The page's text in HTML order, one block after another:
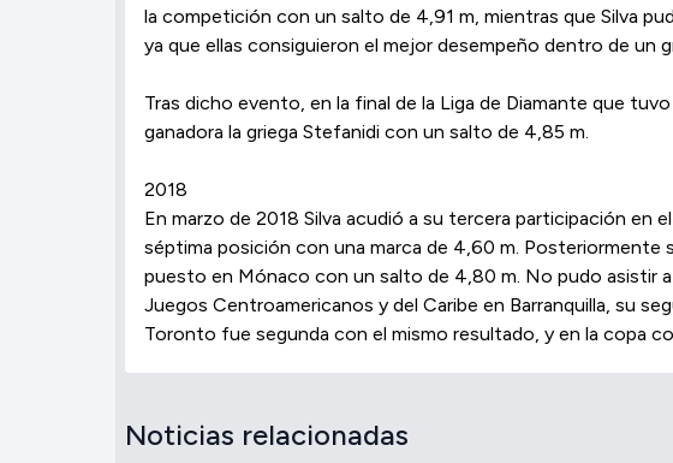
la competición con un salto de 4,91 m, mientras que Silva
ya que ellas consiguieron el mejor desempeño dentro de un
Tras dicho evento, en la final de la Liga de Diamante que
ganadora la griega Stefanidi con un salto de 4,85 m.
2018
En marzo de 2018 Silva acudió a su tercera participación en
séptima posición con una marca de 4,60 m. ​Posteriormente
puesto en Mónaco con un salto de 4,80 m. No pudo asistir
Juegos Centroamericanos y del Caribe en Barranquilla, su
Toronto fue segunda con el mismo resultado, y en la copa
Noticias relacionadas